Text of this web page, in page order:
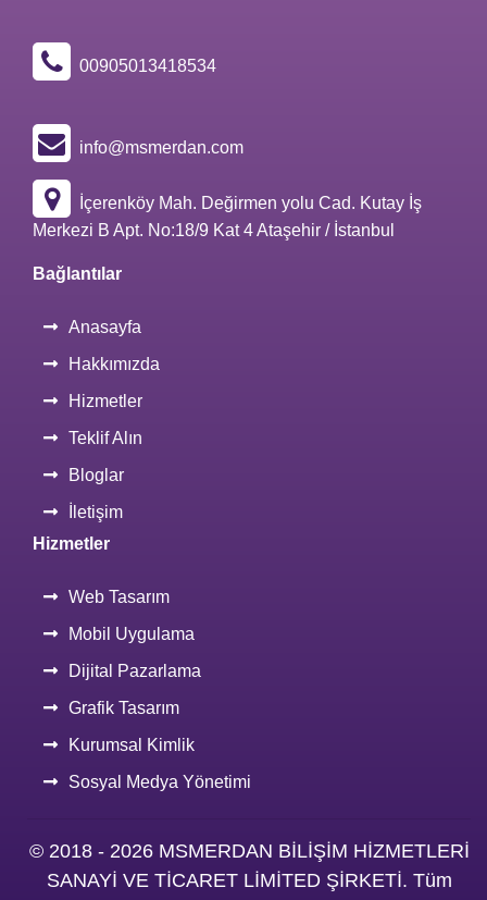
00905013418534
info@msmerdan.com
İçerenköy Mah. Değirmen yolu Cad. Kutay İş
Merkezi B Apt. No:18/9 Kat 4 Ataşehir / İstanbul
Bağlantılar
Anasayfa
Hakkımızda
Hizmetler
Teklif Alın
Bloglar
İletişim
Hizmetler
Web Tasarım
Mobil Uygulama
Dijital Pazarlama
Grafik Tasarım
Kurumsal Kimlik
Sosyal Medya Yönetimi
© 2018 - 2026 MSMERDAN BİLİŞİM HİZMETLERİ
SANAYİ VE TİCARET LİMİTED ŞİRKETİ. Tüm